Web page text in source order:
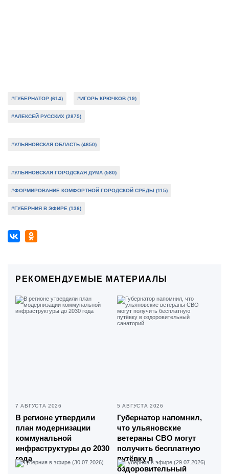
#ГУБЕРНАТОР (614) #ИГОРЬ КРЮЧКОВ (19)
#АЛЕКСЕЙ РУССКИХ (2875)
#УЛЬЯНОВСКАЯ ОБЛАСТЬ (4650)
#УЛЬЯНОВСКАЯ ГОРОДСКАЯ ДУМА (580)
#ФОРМИРОВАНИЕ КОМФОРТНОЙ ГОРОДСКОЙ СРЕДЫ (115)
#ГУБЕРНИЯ В ЭФИРЕ (136)
РЕКОМЕНДУЕМЫЕ МАТЕРИАЛЫ
7 АВГУСТА 2026
В регионе утвердили
план модернизации
коммунальной
инфраструктуры до 2030
года
5 АВГУСТА 2026
Губернатор напомнил,
что ульяновские
ветераны СВО могут
получить бесплатную
путёвку в
оздоровительный